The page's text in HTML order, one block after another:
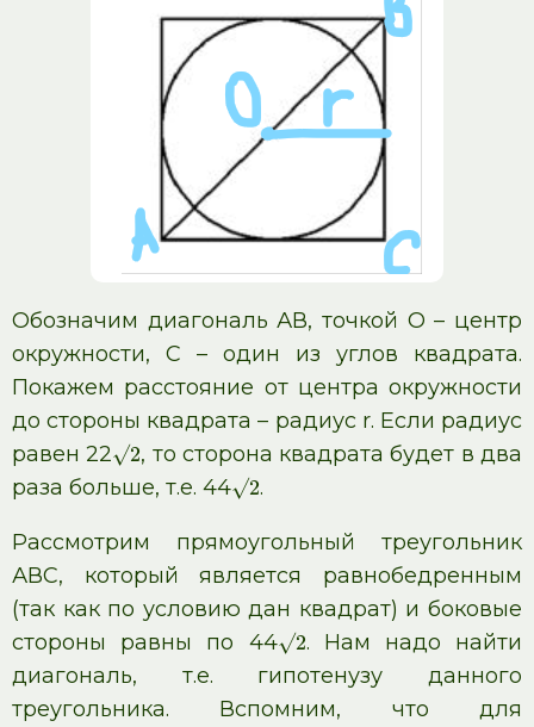
Обозначим диагональ АВ, точкой О – центр
окружности, С – один из углов квадрата.
Покажем расстояние от центра окружности
до стороны квадрата – радиус r. Если радиус
равен 22√2, то сторона квадрата будет в два
раза больше, т.е. 44√2.
Рассмотрим прямоугольный треугольник
АВС, который является равнобедренным
(так как по условию дан квадрат) и боковые
стороны равны по 44√2. Нам надо найти
диагональ, т.е. гипотенузу данного
треугольника. Вспомним, что для